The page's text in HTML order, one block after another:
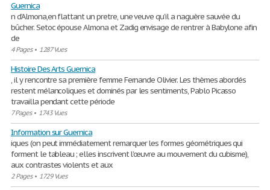
Guernica
n d’Almona,en flattant un pretre, une veuve qu’il a naguère sauvée du
bûcher. Setoc épouse Almona et Zadig envisage de rentrer à Babylone afin
de
4 Pages• 1287 Vues
Histoire Des Arts Guernica
, il y rencontre sa première femme Fernande Olivier. Les thèmes abordés
restent mélancoliques et dominés par les sentiments, Pablo Picasso
travailla pendant cette période
7 Pages• 1743 Vues
Information sur Guernica
iques (on peut immédiatement remarquer les formes géométriques qui
forment le tableau ; elles inscrivent l’œuvre au mouvement du cubisme),
aux contrastes violents et aux
2 Pages• 1729 Vues